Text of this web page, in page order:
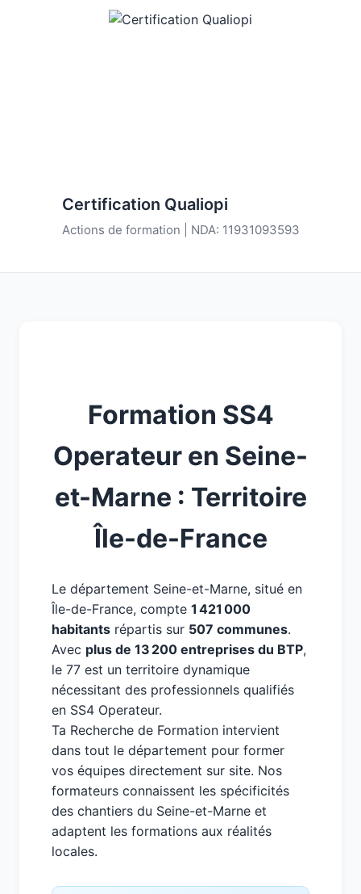
Certification Qualiopi
Actions de formation | NDA: 11931093593
Formation SS4
Operateur en Seine-
et-Marne : Territoire
Île-de-France
Le département Seine-et-Marne, situé en
Île-de-France, compte 1 421 000
habitants répartis sur 507 communes.
Avec plus de 13 200 entreprises du BTP,
le 77 est un territoire dynamique
nécessitant des professionnels qualifiés
en SS4 Operateur.
Ta Recherche de Formation intervient
dans tout le département pour former
vos équipes directement sur site. Nos
formateurs connaissent les spécificités
des chantiers du Seine-et-Marne et
adaptent les formations aux réalités
locales.